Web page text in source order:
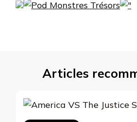
Articles